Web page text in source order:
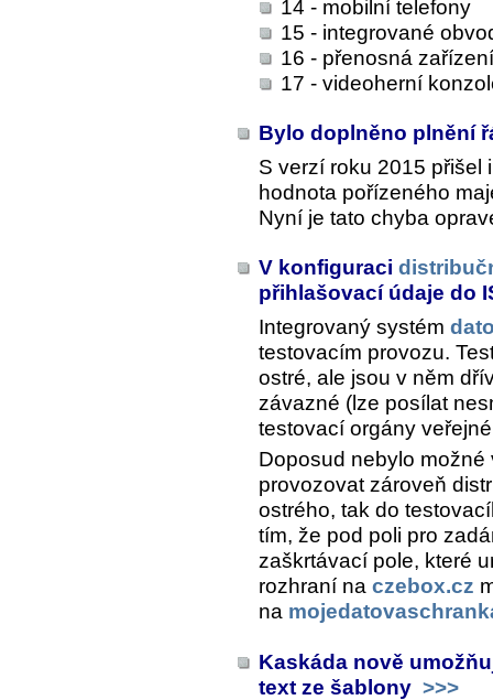
14 - mobilní telefony
15 - integrované
16 - přenosná
17 - videoherní
Bylo doplněno plnění
S verzí roku 2015 přišel
hodnota pořízeného
Nyní je tato chyba
V konfiguraci
přihlašovací údaje do
Integrovaný systém
testovacím provozu.
ostré, ale jsou v něm
závazné (lze posílat
testovací orgány
Doposud nebylo
provozovat zároveň
ostrého, tak do
tím, že pod poli pro
zaškrtávací pole, které
rozhraní na czebox.cz
na
Kaskáda nově
text ze šablony >>>